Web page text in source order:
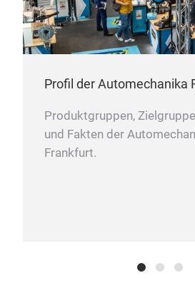
Profil der Automechanika
Produktgruppen,
und Fakten der
Frankfurt.